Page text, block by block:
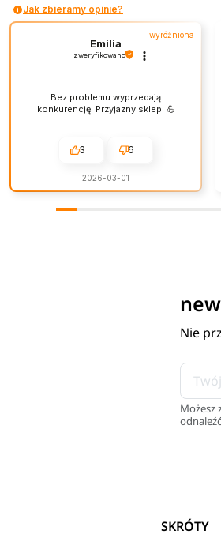
Jak zbieramy opinie?
wyróżniona
Emilia
zweryfikowano
Bez problemu wyprzedają
konkurencję. Przyjazny sklep. 💪
3 6
2026-03-01
Nie
Możesz
SKRÓTY